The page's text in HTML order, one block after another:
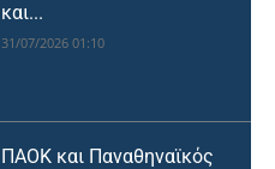
και...
31/07/2026 01:10
ΠΑΟΚ και Παναθηναϊκός